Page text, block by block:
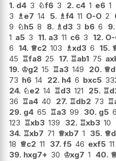
1. d4 3 ♘f6 3 2. c4 1 e6 1
3 ♗e7 14 5. ♗f4 11 O-O 2
9 ♘h5 8 8. ♗d3 3 b6 6 9.
1 a5 3 11. a3 11 c6 3 12.
6 14. ♕c2 103 ♗xd3 6 15.
45 ♖fa8 25 17. ♖ab1 75
19. ♔g2 15 ♖a3 149 20. ♕
73 h6 14 22. h4 6 bxc5
24. ♘e2 14 ♖d3 121 25. ♖
36 ♖a4 40 27. ♖db2 73 ♖
29. g4 65 ♖a3 99 30. g5
123 ♖xb3 139 32. ♖xb3 10
34. ♖xb7 71 ♕xb7 1 35. ♕
18 ♕c2 11 37. f5 46 exf5 11
39. hxg7+ 30 ♔xg7 1 40.